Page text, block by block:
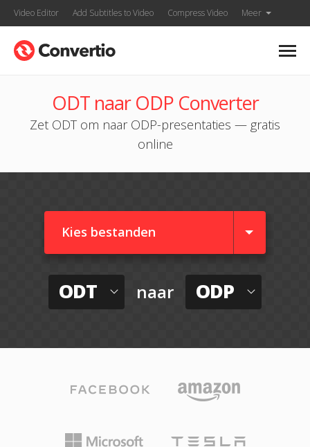
Video Editor Add Subtitles to Video Compress Video Meer
ODT naar ODP Converter
Zet ODT om naar ODP-presentaties — gratis
online
Kies bestanden
ODT naar ODP